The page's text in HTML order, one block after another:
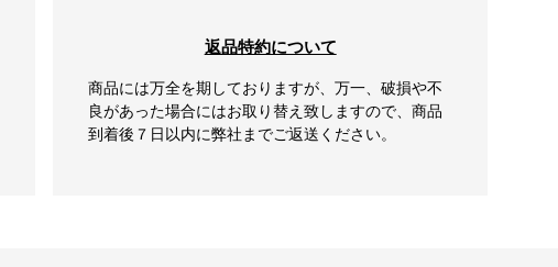
返品特約について
商品には万全を期しておりますが、万一、破損や不
良があった場合にはお取り替え致しますので、商品
到着後７日以内に弊社までご返送ください。